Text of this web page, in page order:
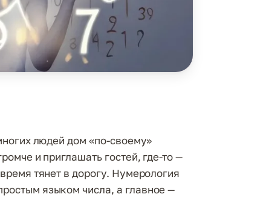
людей дом «по-своему»
и приглашать гостей, где-то —
тянет в дорогу. Нумерология
языком числа, а главное —